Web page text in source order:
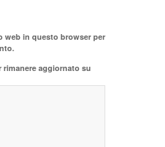
web in questo browser per
aggiornato su